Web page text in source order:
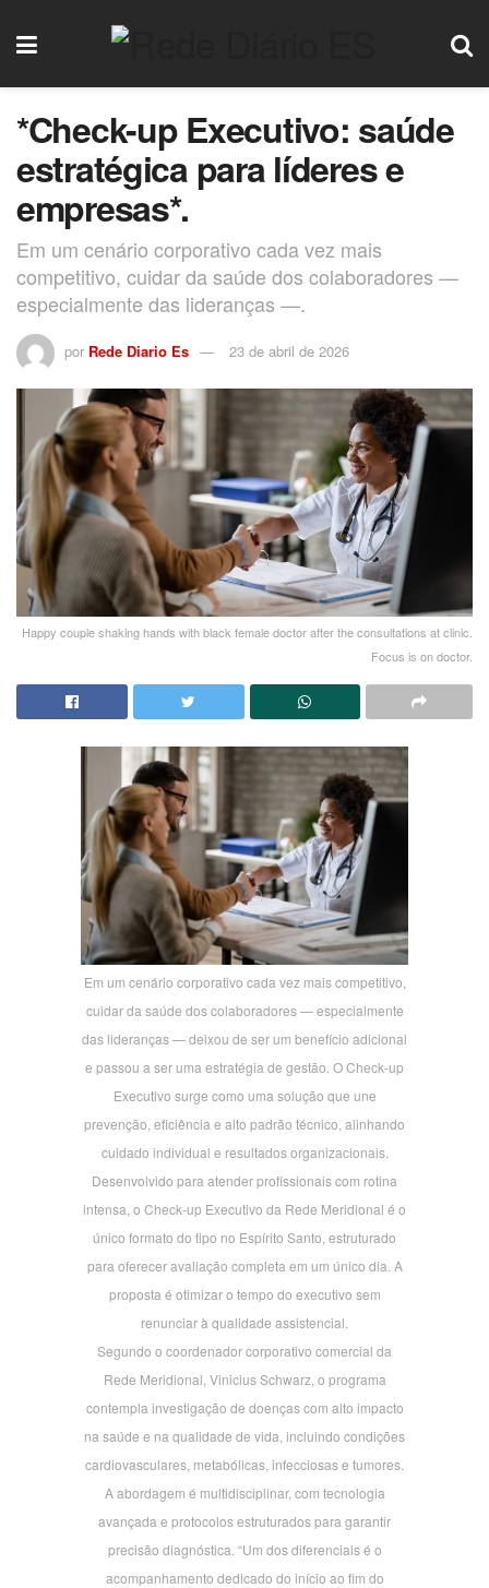
*Check-up Executivo: saúde
estratégica para líderes e
empresas*.
Em um cenário corporativo cada vez mais
competitivo, cuidar da saúde dos colaboradores —
especialmente das lideranças —.
por Rede Diario Es 23 de abril de 2026
Happy couple shaking hands with black female doctor after the consultations at clinic.
Focus is on doctor.
Em um cenário corporativo cada vez mais competitivo,
cuidar da saúde dos colaboradores — especialmente
das lideranças — deixou de ser um benefício adicional
e passou a ser uma estratégia de gestão. O Check-up
Executivo surge como uma solução que une
prevenção, eficiência e alto padrão técnico, alinhando
cuidado individual e resultados organizacionais.
Desenvolvido para atender profissionais com rotina
intensa, o Check-up Executivo da Rede Meridional é o
único formato do tipo no Espírito Santo, estruturado
para oferecer avaliação completa em um único dia. A
proposta é otimizar o tempo do executivo sem
renunciar à qualidade assistencial.
Segundo o coordenador corporativo comercial da
Rede Meridional, Vinicius Schwarz, o programa
contempla investigação de doenças com alto impacto
na saúde e na qualidade de vida, incluindo condições
cardiovasculares, metabólicas, infecciosas e tumores.
A abordagem é multidisciplinar, com tecnologia
avançada e protocolos estruturados para garantir
precisão diagnóstica. “Um dos diferenciais é o
acompanhamento dedicado do início ao fim do